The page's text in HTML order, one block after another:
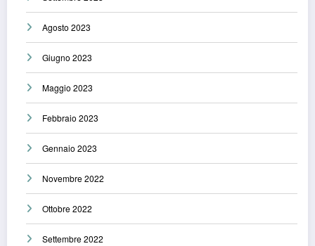
Agosto 2023
Giugno 2023
Maggio 2023
Febbraio 2023
Gennaio 2023
Novembre 2022
Ottobre 2022
Settembre 2022